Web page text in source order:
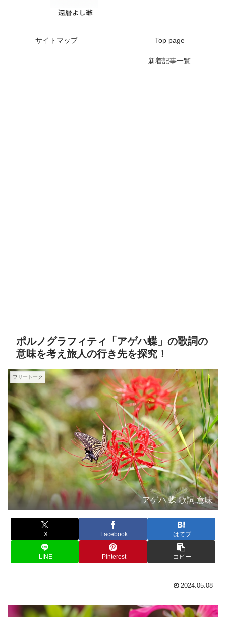
サイトマップ Top page
新着記事一覧
ポルノグラフィティ「アゲハ蝶」の歌詞の
意味を考え旅人の行き先を探究！
フリートーク
アゲハ 蝶 歌詞 意味
X Facebook はてブ
LINE Pinterest コピー
2024.05.08